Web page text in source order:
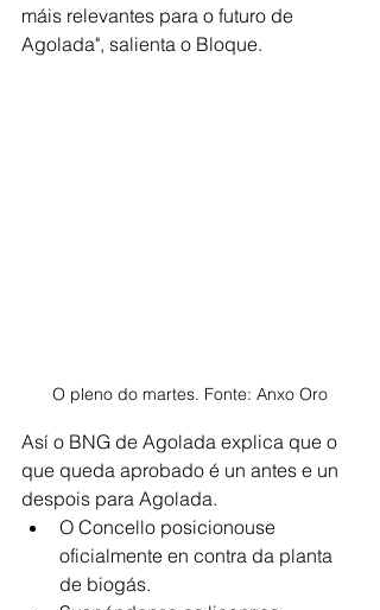
máis relevantes para o futuro de
Agolada", salienta o Bloque.
O pleno do martes. Fonte: Anxo Oro
Así o BNG de Agolada explica que o
que queda aprobado é un antes e un
despois para Agolada.
O Concello posicionouse
oficialmente en contra da planta
de biogás.